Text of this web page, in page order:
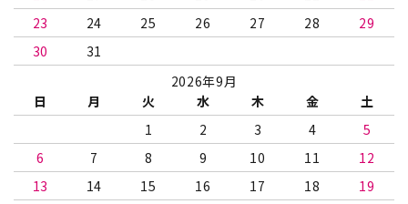
23
24 25 26 27 28
29
30
31
2026年9月
日
月 火 水 木 金
土
1
2 3 4
5
6
7 8 9 10 11
12
13
14 15 16 17 18
19